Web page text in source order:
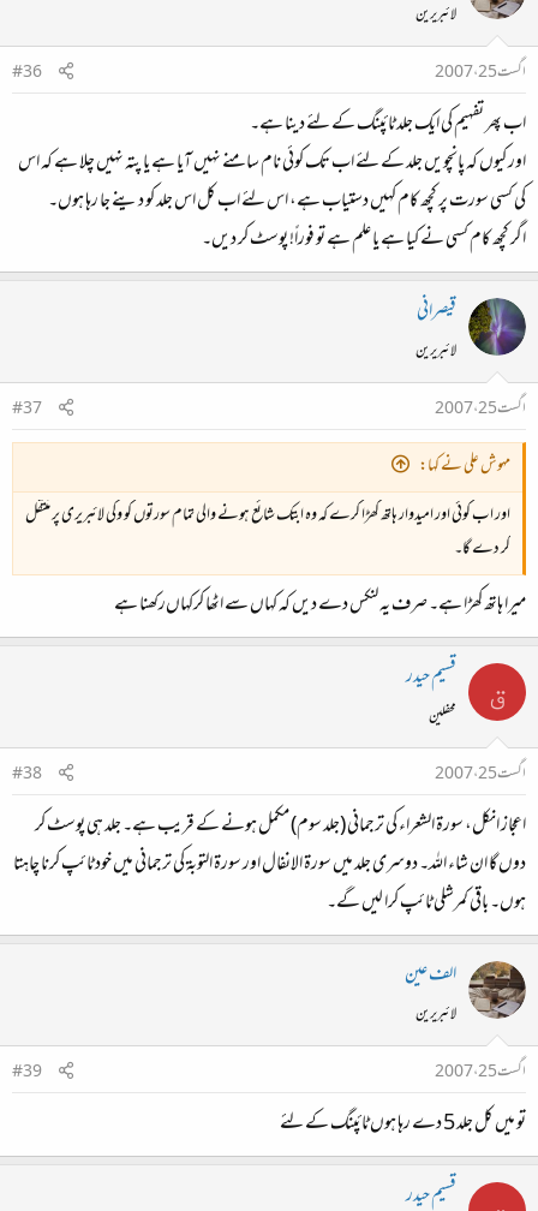
لائبریرین
اگست 25، 2007
#36
اب پھر تفہیم کی ایک جلد ٹائپنگ کے لئے دینا ہے۔
اور کیوں کہ پانچویں جلد کے لئے اب تک کوئی نام سامنے نہیں آیا ہے یا پتہ نہیں چلا ہے کہ اس
کی کسی سورت پر کچھ کام کہیں دستیاب ہے، اس لئے اب کل اس جلد کو دینے جا رہا ہوں۔
اگر کچھ کام کسی نے کیا ہے یا علم ہے تو فوراً! پوسٹ کر دیں۔
قیصرانی
لائبریرین
اگست 25، 2007
#37
مہوش علی نے کہا:
اور اب کوئی اور امیدوار ہاتھ کھڑا کرے کہ وہ ابتک شائع ہونے والی تمام سورتوں کو وکی لائبریری پر منتقل
کر دے گا۔
میرا ہاتھ کھڑا ہے۔ صرف یہ لنکس دے دیں کہ کہاں‌ سے اٹھا کرکہاں‌رکھنا ہے
ق قسیم حیدر
محفلین
اگست 25، 2007
#38
اعجاز انکل، سورۃ الشعراء کی ترجمانی (جلد سوم) مکمل ہونے کے قریب ہے۔ جلد ہی پوسٹ کر
دوں گا ان شاء اللہ۔ دوسری جلد میں سورۃ الانفال اور سورۃ التوبۃ کی ترجمانی میں خود ٹائپ کرنا چاہتا
ہوں۔ باقی کمرشلی ٹائپ کرا لیں گے۔
الف عین
لائبریرین
اگست 25، 2007
#39
تو میں کل جلد 5 دے رہا ہوں ٹائپنگ کے لئے
قسیم حیدر